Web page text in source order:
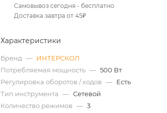
Самовывоз сегодня - бесплатно
Доставка завтра от 45₽
Характеристики
Бренд — ИНТЕРСКОЛ
Потребляемая мощность — 500 Вт
Регулировка оборотов / ходов — Есть
Тип инструмента — Сетевой
Количество режимов — 3